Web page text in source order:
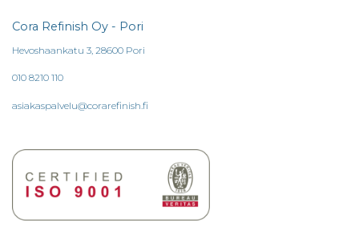
Cora Refinish Oy - Pori
Hevoshaankatu 3, 28600 Pori
010 8210 110
asiakaspalvelu@corarefinish.fi